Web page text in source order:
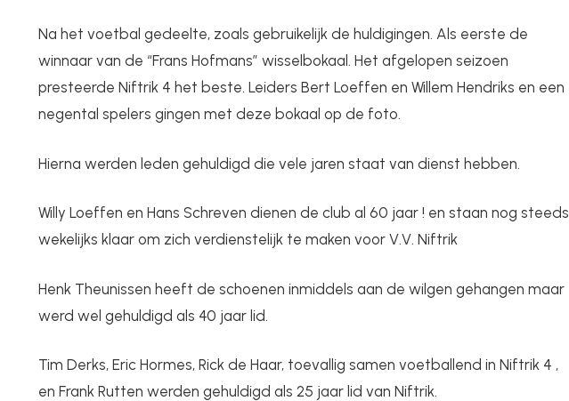
Na het voetbal gedeelte, zoals gebruikelijk de huldigingen. Als eerste de
winnaar van de “Frans Hofmans” wisselbokaal. Het afgelopen seizoen
presteerde Niftrik 4 het beste. Leiders Bert Loeffen en Willem Hendriks en een
negental spelers gingen met deze bokaal op de foto.
Hierna werden leden gehuldigd die vele jaren staat van dienst hebben.
Willy Loeffen en Hans Schreven dienen de club al 60 jaar ! en staan nog steeds
wekelijks klaar om zich verdienstelijk te maken voor V.V. Niftrik
Henk Theunissen heeft de schoenen inmiddels aan de wilgen gehangen maar
werd wel gehuldigd als 40 jaar lid.
Tim Derks, Eric Hormes, Rick de Haar, toevallig samen voetballend in Niftrik 4 ,
en Frank Rutten werden gehuldigd als 25 jaar lid van Niftrik.